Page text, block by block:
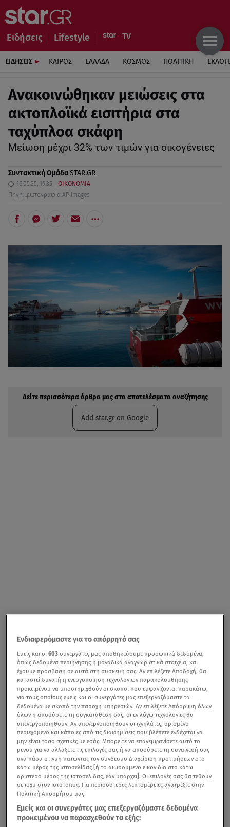
Ειδήσεις Lifestyle
ΕΙΔΗΣΕΙΣ ΚΑΙΡΟΣ ΕΛΛΑΔΑ ΚΟΣΜΟΣ ΠΟΛΙΤΙΚΗ
Ανακοινώθηκαν μειώσεις στα
ακτοπλοϊκά εισιτήρια στα
ταχύπλοα σκάφη
Mείωση μέχρι 32% των τιμών για οικογένειες
Συντακτική ΟμάδαSTAR.GR
16.05.25, 19:35
ΟΙΚΟΝΟΜΙΑ
Πηγή: φωτογραφία AP Images
Δείτε περισσότερα άρθρα μας στα αποτελέσματα αναζήτησης
Add star.gr on Google
Ενδιαφερόμαστε για το απόρρητό σας
Εμείς και οι603 συνεργάτες μας αποθηκεύουμε προσωπικά δεδομένα,
όπως δεδομένα περιήγησης ή μοναδικά αναγνωριστικά στοιχεία, και
έχουμε πρόσβαση σε αυτά στη συσκευή σας. Αν επιλέξετε Αποδοχή, θα
καταστεί δυνατή η ενεργοποίηση τεχνολογιών παρακολούθησης
προκειμένου να υποστηριχθούν οι σκοποί που εμφανίζονται παρακάτω,
για τους οποίους εμείς και οι συνεργάτες μας επεξεργαζόμαστε τα
δεδομένα με σκοπό την παροχή υπηρεσιών. Αν επιλέξετε Απόρριψη όλων
όλων ή αποσύρετε τη συγκατάθεσή σας, οι εν λόγω τεχνολογίες θα
απενεργοποιηθούν. Αν απενεργοποιηθούν οι ιχνηλάτες, ορισμένο
περιεχόμενο και κάποιες από τις διαφημίσεις που βλέπετε ενδέχεται να
μην είναι τόσο σχετικές με εσάς. Μπορείτε να επανεμφανίσετε αυτό το
μενού για να αλλάξετε τις επιλογές σας ή να αποσύρετε τη συναίνεσή σας
ανά πάσα στιγμή πατώντας τον σύνδεσμο Διαχείριση προτιμήσεων στο
κάτω μέρος της ιστοσελίδας [ή το αιωρούμενο εικονίδιο στο κάτω
αριστερό μέρος της ιστοσελίδας, εάν υπάρχει]. Οι επιλογές σας θα τεθούν
σε ισχύ στον Ιστότοπος. Για περισσότερες λεπτομέρειες ανατρέξτε στην
Πολιτική Απορρήτου μας.
Εμείς και οι συνεργάτες μας επεξεργαζόμαστε δεδομένα
προκειμένου να παρασχεθούν τα εξής: